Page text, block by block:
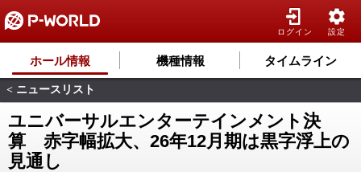
ログイン 設定
ホール情報 機種情報 タイムライン
< ニュースリスト
ユニバーサルエンターテインメント決
算 赤字幅拡大、26年12月期は黒字浮上の
見通し